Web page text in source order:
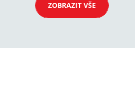
ZOBRAZIT VŠE